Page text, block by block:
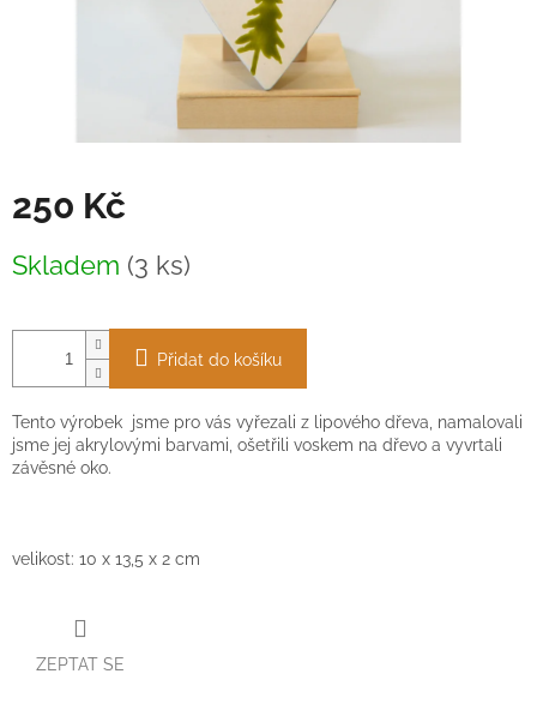
250 Kč
cena:
Skladem (3 ks)
Přidat do košíku
Tento výrobek jsme pro vás vyřezali z lipového dřeva, namalovali
jsme jej akrylovými barvami, ošetřili voskem na dřevo a vyvrtali
závěsné oko.
velikost: 10 x 13,5 x 2 cm
ZEPTAT SE